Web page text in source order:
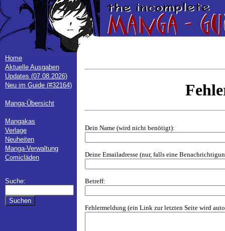
Home
Aktuelle Ausgaben
Updates (07.08.2026)
Neu im Guide (#32164)
Manga-Übersicht
Mangakas
Verlage
Neuheiten
Manga-Verwaltung
Comicläden
Suche:
Dein Name (wird nicht benötigt):
Deine Emailadresse (nur, falls eine
Betreff:
Fehlermeldung (ein Link zur letzten Seite wird